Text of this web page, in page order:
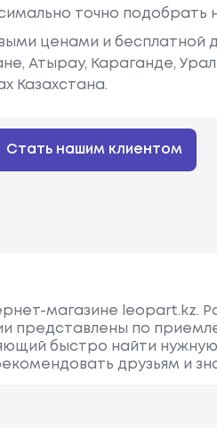
точно подобрать
ценами и бесплатной
Атырау, Караганде,
Казахстана.
Стать нашим клиентом
магазине leopart.kz.
представлены по
быстро найти
друзьям и